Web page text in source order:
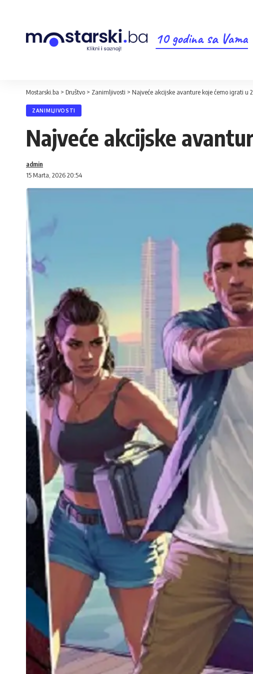
10 godina sa Vama
Mostarski.ba > Društvo > Zanimljivosti > Najveće akcijske avanture koje ćemo igrati u
ZANIMLJIVOSTI
Najveće akcijske
15 Marta, 2026 20:54
admin